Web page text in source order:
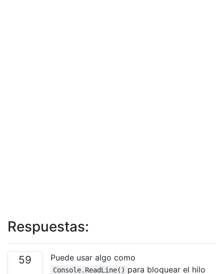
Respuestas:
59 Puede usar algo como
Console.ReadLine() para bloquear el hilo